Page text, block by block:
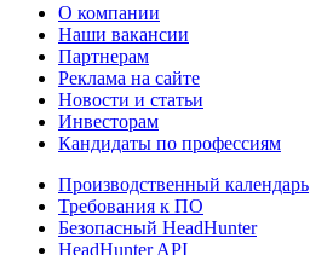
О компании
Наши вакансии
Партнерам
Реклама на сайте
Новости и статьи
Инвесторам
Кандидаты по профессиям
Производственный календарь
Требования к ПО
Безопасный HeadHunter
HeadHunter API